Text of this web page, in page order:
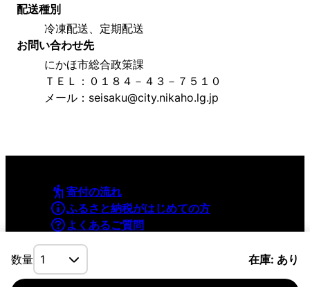
数量 在庫: あり
配送種別
冷凍配送、定期配送
お問い合わせ先
にかほ市総合政策課
ＴＥＬ：０１８４－４３－７５１０
メール：seisaku@city.nikaho.lg.jp
寄付の流れ
ふるさと納税がはじめての方
よくあるご質問
利用規約
プライバシーポリシー